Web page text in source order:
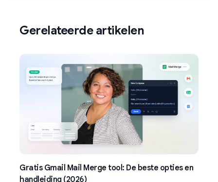
Gerelateerde artikelen
Gratis Gmail Mail Merge tool: De beste opties en
handleiding (2026)